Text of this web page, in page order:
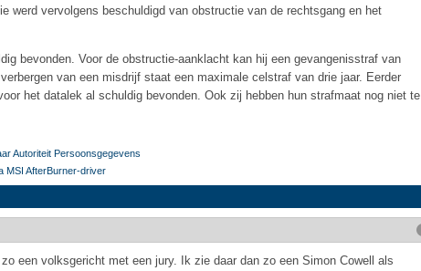
werd vervolgens beschuldigd van obstructie van de rechtsgang en het
bevonden. Voor de obstructie-aanklacht kan hij een gevangenisstraf van
van een misdrijf staat een maximale celstraf van drie jaar. Eerder
het datalek al schuldig bevonden. Ook zij hebben hun strafmaat nog niet te
Autoriteit Persoonsgegevens
MSI AfterBurner-driver
een volksgericht met een jury. Ik zie daar dan zo een Simon Cowell als